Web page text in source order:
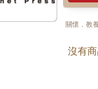
關懷．教
沒有